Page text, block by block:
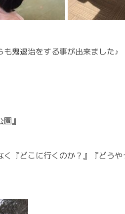
鬼退治をする事が出来ました♪
』
く『どこに行くのか？』『どう